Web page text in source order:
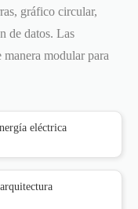
gráfico circular,
de datos. Las
manera modular para
eléctrica